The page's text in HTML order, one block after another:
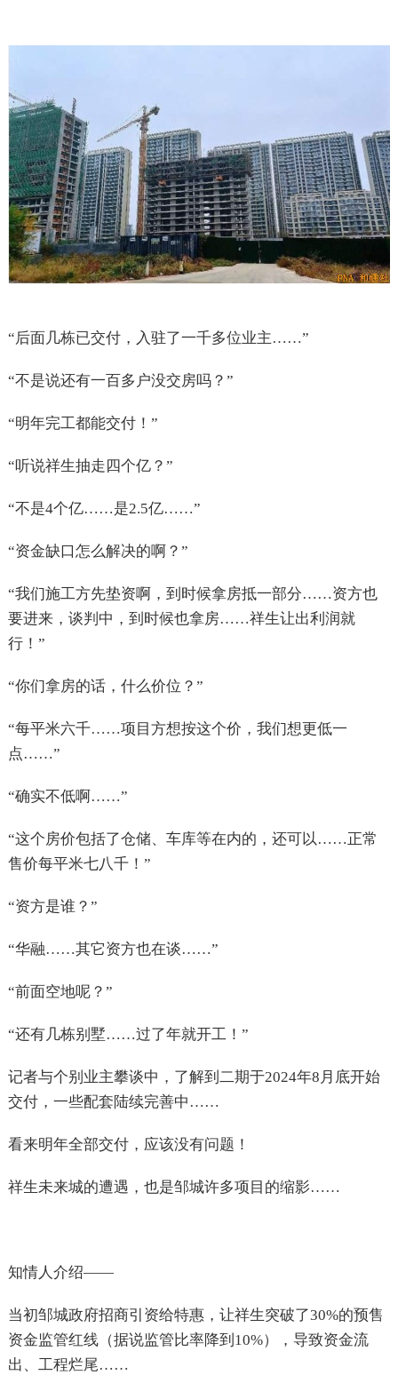
“后面几栋已交付，入驻了一千多位业主……”
“不是说还有一百多户没交房吗？”
“明年完工都能交付！”
“听说祥生抽走四个亿？”
“不是4个亿……是2.5亿……”
“资金缺口怎么解决的啊？”
“我们施工方先垫资啊，到时候拿房抵一部分……资方也
要进来，谈判中，到时候也拿房……祥生让出利润就
行！”
“你们拿房的话，什么价位？”
“每平米六千……项目方想按这个价，我们想更低一
点……”
“确实不低啊……”
“这个房价包括了仓储、车库等在内的，还可以……正常
售价每平米七八千！”
“资方是谁？”
“华融……其它资方也在谈……”
“前面空地呢？”
“还有几栋别墅……过了年就开工！”
记者与个别业主攀谈中，了解到二期于2024年8月底开始
交付，一些配套陆续完善中……
看来明年全部交付，应该没有问题！
祥生未来城的遭遇，也是邹城许多项目的缩影……
知情人介绍——
当初邹城政府招商引资给特惠，让祥生突破了30%的预售
资金监管红线（据说监管比率降到10%），导致资金流
出、工程烂尾……